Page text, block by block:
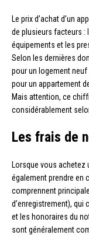
Le prix d’achat d’un
de plusieurs facteurs :
équipements et les
Selon les dernières
pour un logement neuf
pour un appartement
Mais attention, ce
considérablement
Les frais de
Lorsque vous achetez
également prendre en
comprennent
d’enregistrement), qui
et les honoraires du
sont généralement